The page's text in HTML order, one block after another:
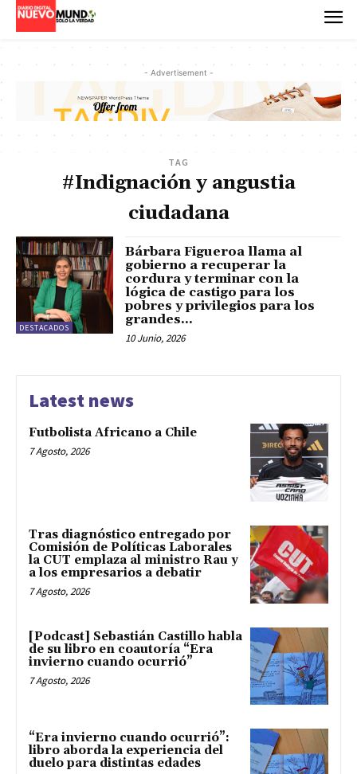
- Advertisement -
TAG
#Indignación y angustia
ciudadana
DESTACADOS
Bárbara Figueroa llama al
gobierno a recuperar la
cordura y terminar con la
lógica de castigo para los
pobres y privilegios para los
grandes...
10 Junio, 2026
Latest news
Futbolista Africano a Chile
7 Agosto, 2026
Tras diagnóstico entregado por
Comisión de Políticas Laborales
la CUT emplaza al ministro Rau y
a los empresarios a debatir
7 Agosto, 2026
[Podcast] Sebastián Castillo habla
de su libro en coautoría “Era
invierno cuando ocurrió”
7 Agosto, 2026
“Era invierno cuando ocurrió”:
libro aborda la experiencia del
duelo para distintas edades